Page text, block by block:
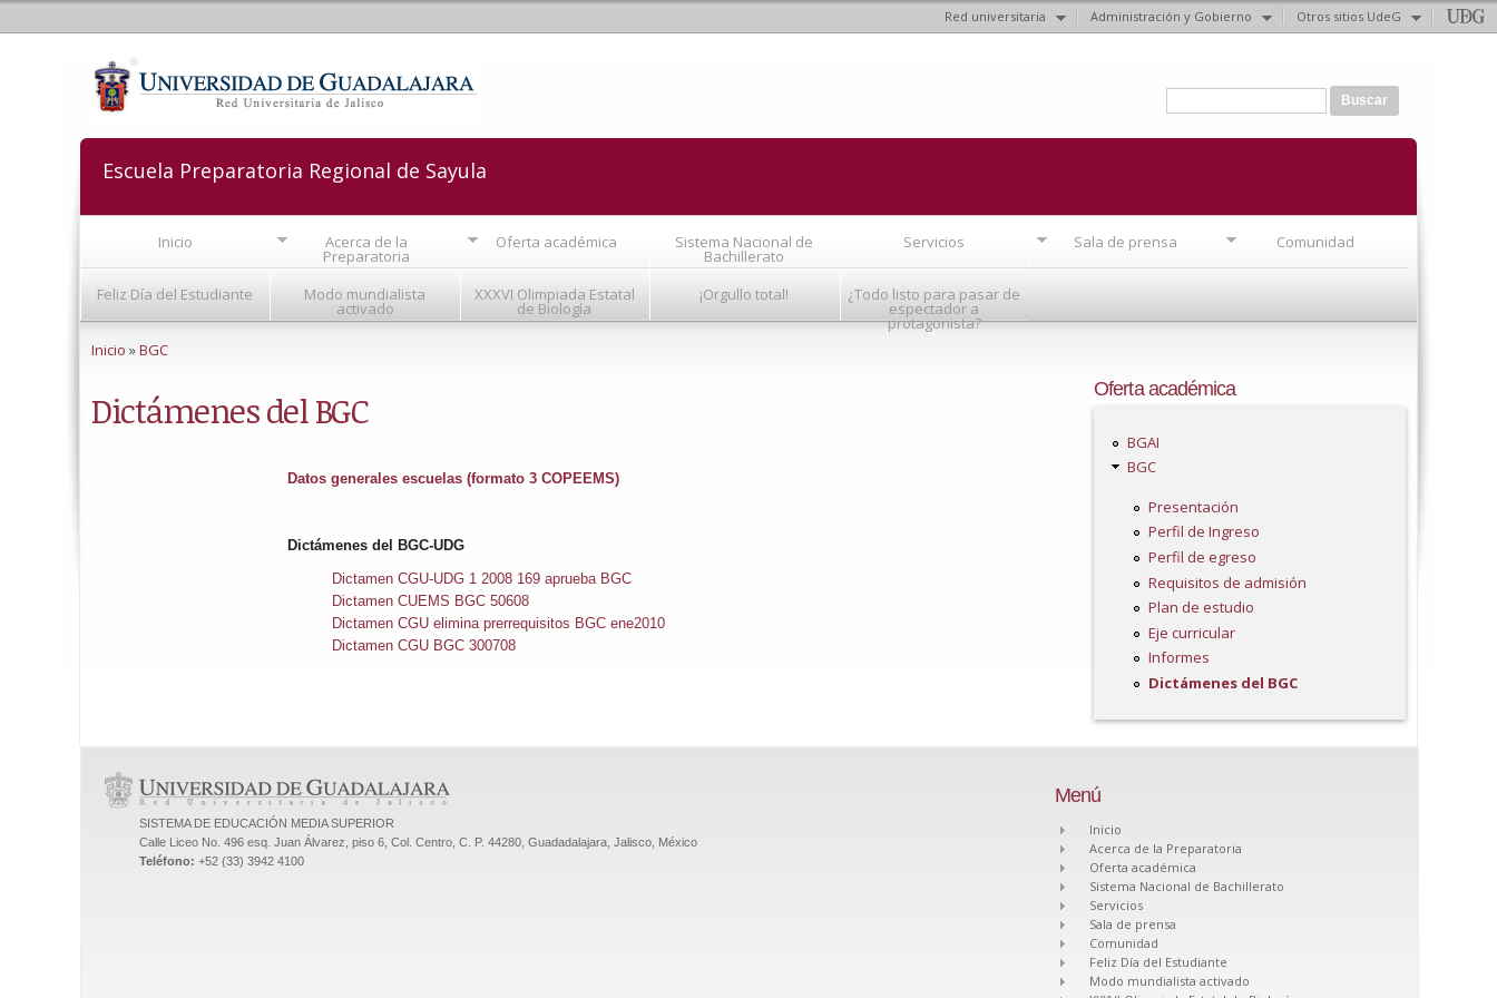
Red universitaria Administración y Gobierno Otros sitios UdeG
Formulario de búsqueda
Escuela Preparatoria Regional de Sayula
Inicio Acerca de la
Preparatoria
Oferta académica Sistema Nacional de
Bachillerato
Servicios Sala de prensa Comunidad
Feliz Día del Estudiante Modo mundialista
activado
XXXVI Olimpiada Estatal
de Biología
¡Orgullo total! ¿Todo listo para pasar de
espectador a
protagonista?
Inicio »BGC
Dictámenes del BGC
Datos generales escuelas (formato 3 COPEEMS)
Dictámenes del BGC-UDG
Dictamen CGU-UDG 1 2008 169 aprueba BGC
Dictamen CUEMS BGC 50608
Dictamen CGU elimina prerrequisitos BGC ene2010
Dictamen CGU BGC 300708
Oferta académica
BGAI
BGC
Presentación
Perfil de Ingreso
Perfil de egreso
Requisitos de admisión
Plan de estudio
Eje curricular
Informes
Dictámenes del BGC
SISTEMA DE EDUCACIÓN MEDIA SUPERIOR
Calle Liceo No. 496 esq. Juan Álvarez, piso 6, Col. Centro, C. P. 44280, Guadadalajara, Jalisco, México
Teléfono: +52 (33) 3942 4100
Menú
Inicio
Acerca de la Preparatoria
Oferta académica
Sistema Nacional de Bachillerato
Servicios
Sala de prensa
Comunidad
Feliz Día del Estudiante
Modo mundialista activado